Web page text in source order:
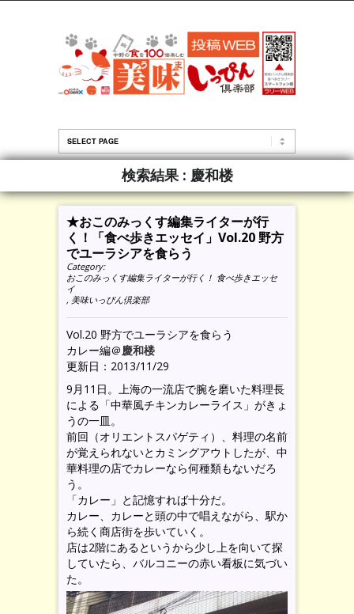
検索結果 : 慶和楼
★おこのみっくす編集ライターが行
く！「食べ歩きエッセイ」Vol.20 野方
でユーラシアを食らう
Category:
おこのみっくす編集ライターが行く！ 食べ歩きエッセ
イ
, 美味いっぴん倶楽部
Vol.20 野方でユーラシアを食らう
カレー編＠慶和楼
更新日：2013/11/29
9月11日。上海の一流店で腕を磨いた料理長
による「中華風チキンカレーライス」がきょ
うの一皿。
前回（オリエントスパゲティ）、料理の名前
が覚えられないとカミングアウトしたが、中
華料理の店でカレーなら何種類もないだろ
う。
「カレー」と記憶すれば十分だ。
カレー、カレーと頭の中で唱えながら、駅か
ら続く商店街を歩いていく。
店は2階にあるというから少し上を向いて探
していたら、バルコニーの赤い看板に気づい
た。